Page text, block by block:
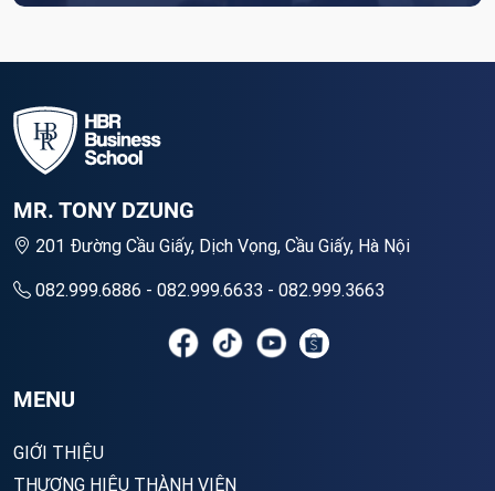
MR. TONY DZUNG
201 Đường Cầu Giấy, Dịch Vọng, Cầu Giấy, Hà Nội
082.999.6886 - 082.999.6633 - 082.999.3663
MENU
GIỚI THIỆU
THƯƠNG HIỆU THÀNH VIÊN